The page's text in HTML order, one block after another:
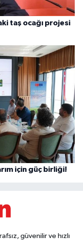
taş ocağı projesi
için güç birliği!
güvenilir ve hızlı